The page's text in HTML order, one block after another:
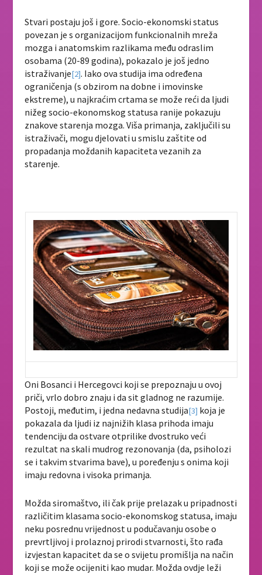
Stvari postaju još i gore. Socio-ekonomski status
povezan je s organizacijom funkcionalnih mreža
mozga i anatomskim razlikama među odraslim
osobama (20-89 godina), pokazalo je još jedno
istraživanje[2]. Iako ova studija ima određena
ograničenja (s obzirom na dobne i imovinske
ekstreme), u najkraćim crtama se može reći da ljudi
nižeg socio-ekonomskog statusa ranije pokazuju
znakove starenja mozga.Viša primanja, zaključili su
istraživači, mogu djelovati u smislu zaštite od
propadanja moždanih kapaciteta vezanih za
starenje.
Oni Bosanci i Hercegovci koji se prepoznaju u ovoj
priči, vrlo dobro znaju i da sit gladnog ne razumije.
Postoji, međutim, i jedna nedavna studija[3] koja je
pokazala da ljudi iz najnižih klasa prihoda imaju
tendenciju da ostvare otprilike dvostruko veći
rezultat na skali mudrog rezonovanja (da, psiholozi
se i takvim stvarima bave), u poređenju s onima koji
imaju redovna i visoka primanja.
Možda siromaštvo, ili čak prije prelazak u pripadnosti
različitim klasama socio-ekonomskog statusa, imaju
neku posrednu vrijednost u podučavanju osobe o
prevrtljivoj i prolaznoj prirodi stvarnosti, što rađa
izvjestan kapacitet da se o svijetu promišlja na način
koji se može ocijeniti kao mudar. Možda ovdje leži